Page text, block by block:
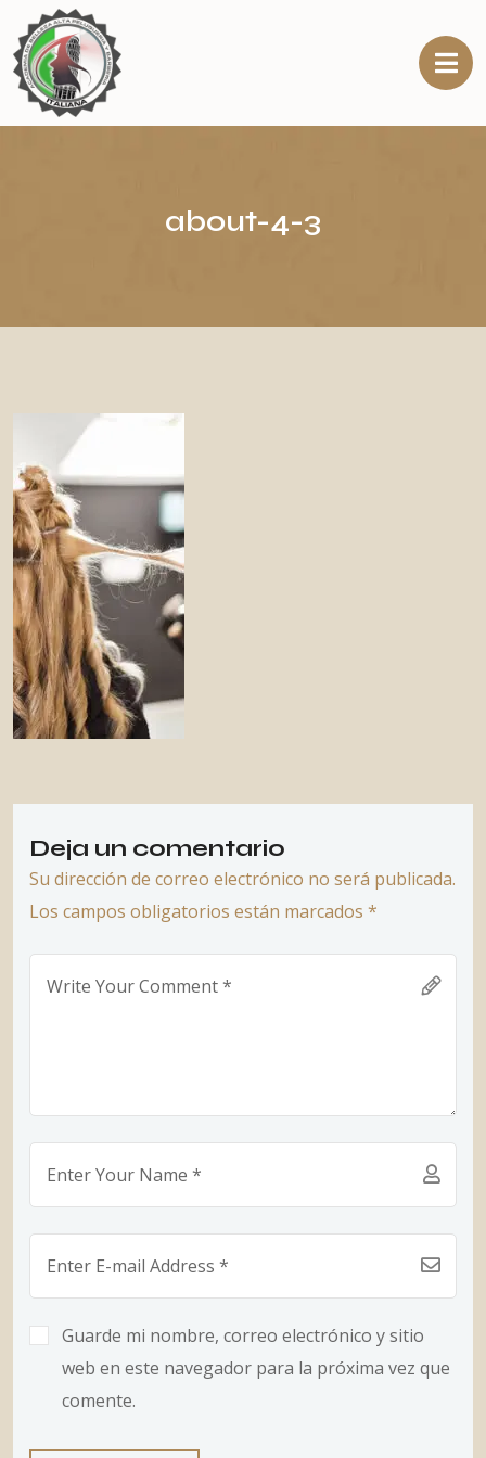
about-4-3
Deja un comentario
Su dirección de correo electrónico no será publicada.
Los campos obligatorios están marcados *
Guarde mi nombre, correo electrónico y sitio
web en este navegador para la próxima vez que
comente.